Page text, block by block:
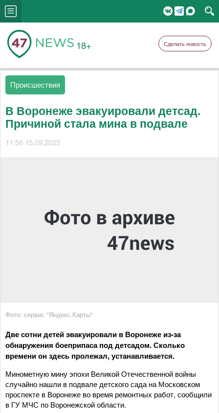
18+ Сделать новость
Происшествия
В Воронеже эвакуировали детсад.
Причиной стала мина в подвале
11:56 15.09.2023
Фото: сервис "Яндекс.Карты"
Две сотни детей эвакуировали в Воронеже из-за
обнаружения боеприпаса под детсадом. Сколько
времени он здесь пролежал, устанавливается.
Минометную мину эпохи Великой Отечественной войны
случайно нашли в подвале детского сада на Московском
проспекте в Воронеже во время ремонтных работ, сообщили
в ГУ МЧС по Воронежской области.